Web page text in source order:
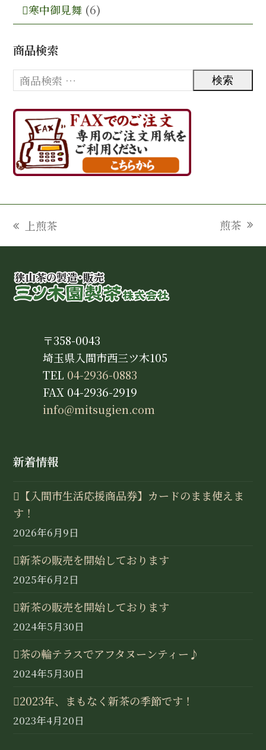
寒中御見舞 (6)
商品検索
検索
previous
post:
上煎茶
next
post:
煎茶
〒358-0043
埼玉県入間市西三ツ木105
TEL 04-2936-0883
FAX 04-2936-2919
info@mitsugien.com
新着情報
【入間市生活応援商品券】カードのまま使えま
す！
2026年6月9日
新茶の販売を開始しております
2025年6月2日
新茶の販売を開始しております
2024年5月30日
茶の輪テラスでアフタヌーンティー♪
2024年5月30日
2023年、まもなく新茶の季節です！
2023年4月20日